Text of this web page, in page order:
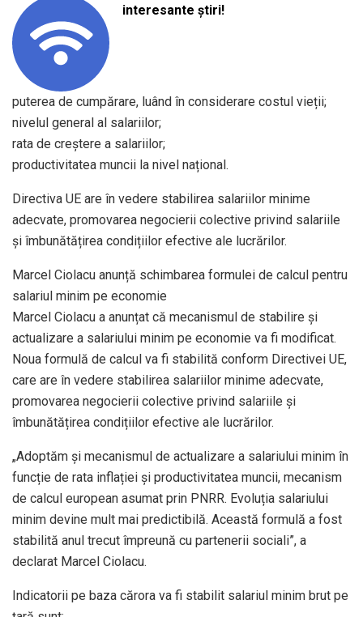
interesante știri!
puterea de cumpărare, luând în considerare costul vieții;
nivelul general al salariilor;
rata de creștere a salariilor;
productivitatea muncii la nivel național.
Directiva UE are în vedere stabilirea salariilor minime
adecvate, promovarea negocierii colective privind salariile
și îmbunătățirea condițiilor efective ale lucrărilor.
Marcel Ciolacu anunță schimbarea formulei de calcul pentru
salariul minim pe economie
Marcel Ciolacu a anunțat că mecanismul de stabilire și
actualizare a salariului minim pe economie va fi modificat.
Noua formulă de calcul va fi stabilită conform Directivei UE,
care are în vedere stabilirea salariilor minime adecvate,
promovarea negocierii colective privind salariile și
îmbunătățirea condițiilor efective ale lucrărilor.
„Adoptăm și mecanismul de actualizare a salariului minim în
funcție de rata inflației și productivitatea muncii, mecanism
de calcul european asumat prin PNRR. Evoluția salariului
minim devine mult mai predictibilă. Această formulă a fost
stabilită anul trecut împreună cu partenerii sociali”, a
declarat Marcel Ciolacu.
Indicatorii pe baza cărora va fi stabilit salariul minim brut pe